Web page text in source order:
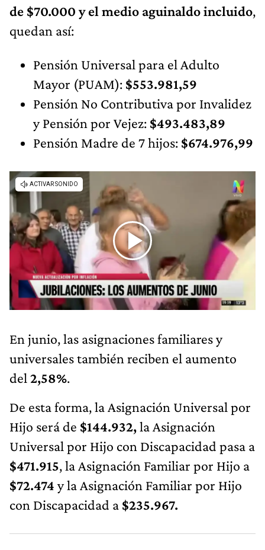
de $70.000 y el medio aguinaldo incluido,
quedan así:
Pensión Universal para el Adulto
Mayor (PUAM): $553.981,59
Pensión No Contributiva por Invalidez
y Pensión por Vejez: $493.483,89‬
Pensión Madre de 7 hijos: $674.976,99
En junio, las asignaciones familiares y
universales también reciben el aumento
del 2,58%.
De esta forma, la Asignación Universal por
Hijo será de $144.932‬‬,la Asignación
Universal por Hijo con Discapacidad pasa a
$471.915, la Asignación Familiar por Hijo a
$72.474 y la Asignación Familiar por Hijo
con Discapacidad a $235.967.